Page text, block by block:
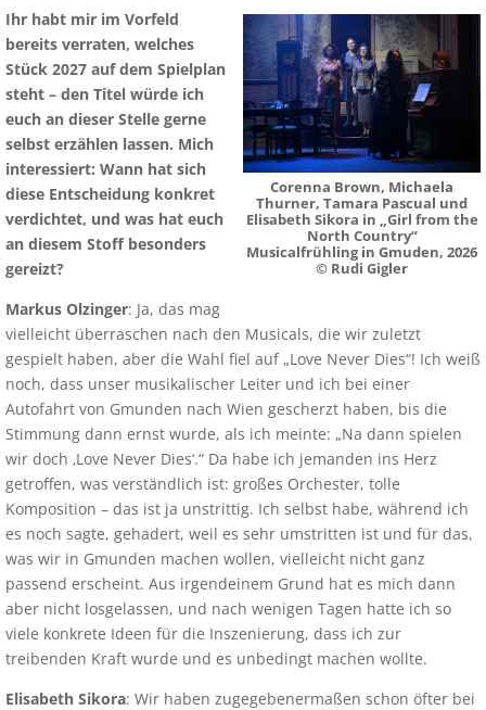
Corenna Brown, Michaela
Thurner, Tamara Pascual und
Elisabeth Sikora in „Girl from the
North Country“
Musicalfrühling in Gmuden, 2026
© Rudi Gigler
Ihr habt mir im Vorfeld
bereits verraten, welches
Stück 2027 auf dem Spielplan
steht – den Titel würde ich
euch an dieser Stelle gerne
selbst erzählen lassen. Mich
interessiert: Wann hat sich
diese Entscheidung konkret
verdichtet, und was hat euch
an diesem Stoff besonders
gereizt?
Markus Olzinger: Ja, das mag
vielleicht überraschen nach den Musicals, die wir zuletzt
gespielt haben, aber die Wahl fiel auf „Love Never Dies“! Ich weiß
noch, dass unser musikalischer Leiter und ich bei einer
Autofahrt von Gmunden nach Wien gescherzt haben, bis die
Stimmung dann ernst wurde, als ich meinte: „Na dann spielen
wir doch ‚Love Never Dies‘.“ Da habe ich jemanden ins Herz
getroffen, was verständlich ist: großes Orchester, tolle
Komposition – das ist ja unstrittig. Ich selbst habe, während ich
es noch sagte, gehadert, weil es sehr umstritten ist und für das,
was wir in Gmunden machen wollen, vielleicht nicht ganz
passend erscheint. Aus irgendeinem Grund hat es mich dann
aber nicht losgelassen, und nach wenigen Tagen hatte ich so
viele konkrete Ideen für die Inszenierung, dass ich zur
treibenden Kraft wurde und es unbedingt machen wollte.
Elisabeth Sikora: Wir haben zugegebenermaßen schon öfter bei